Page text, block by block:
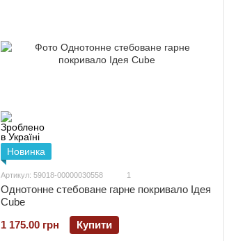
Новинка
Артикул: 59018-00000030558 1
Однотонне стебоване гарне покривало Ідея
Cube
1 175.00 грн
Купити